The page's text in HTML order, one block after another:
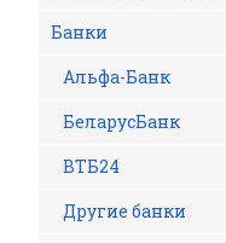
Банки
Альфа-Банк
БеларусБанк
ВТБ24
Другие банки